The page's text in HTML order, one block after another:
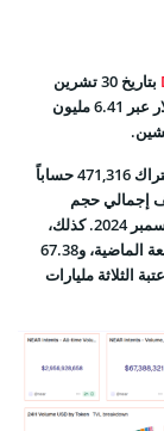
بتاريخ 30 تشرين
الأول/أكتوبر، أنّ حجم التداول الإجمالي بلغ 2.95 مليار دولار عبر 6.41 مليون
واللافت للنظر أنّ الأيام الثلاثين الأخيرة وحدَها شهدَت اشتراك 471,316 حساباً
من نصف إجمالي حجم
التداولات على البروتوكول منذ إطلاقه في كانون الأول/ديسمبر 2024. كذلك،
بلغت قيمة التداولات 406.68 مليون دولار خلال الأيام السبعة الماضية، و67.38
عتبة الثلاثة مليارات